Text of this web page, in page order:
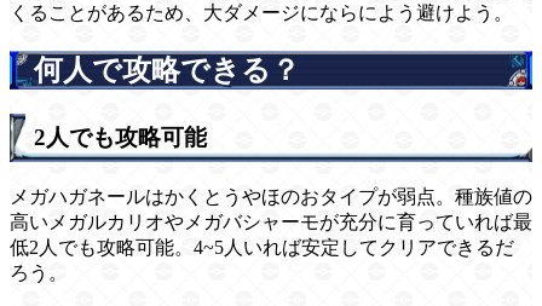
くることがあるため、大ダメージにならによう避けよう。
何人で攻略できる？
2人でも攻略可能
メガハガネールはかくとうやほのおタイプが弱点。種族値の
高いメガルカリオやメガバシャーモが充分に育っていれば最
低2人でも攻略可能。4~5人いれば安定してクリアできるだ
ろう。